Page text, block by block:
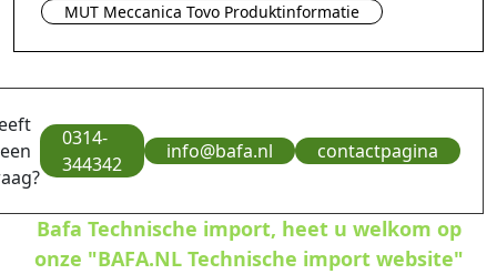
MUT Meccanica Tovo Produktinformatie
0314-
344342
info@bafa.nl contactpagina
Bafa Technische import, heet u welkom op
onze "BAFA.NL Technische import website"